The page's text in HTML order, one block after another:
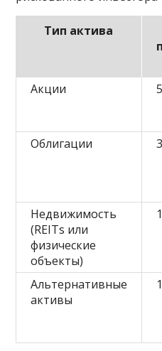
Тип актива
Акции
Облигации
Недвижимость
(REITs или
физические
объекты)
Альтернативные
активы